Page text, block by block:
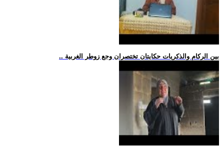
.. بين الركام والذكريات حكايتان تختصران وجع زوطر الغربية